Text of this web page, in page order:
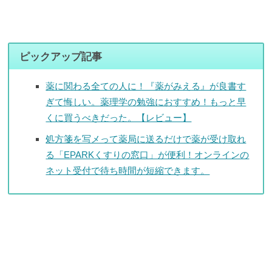
ピックアップ記事
薬に関わる全ての人に！『薬がみえる』が良書す
ぎて悔しい。薬理学の勉強におすすめ！もっと早
くに買うべきだった。【レビュー】
処方箋を写メって薬局に送るだけで薬が受け取れ
る「EPARKくすりの窓口」が便利！オンラインの
ネット受付で待ち時間が短縮できます。